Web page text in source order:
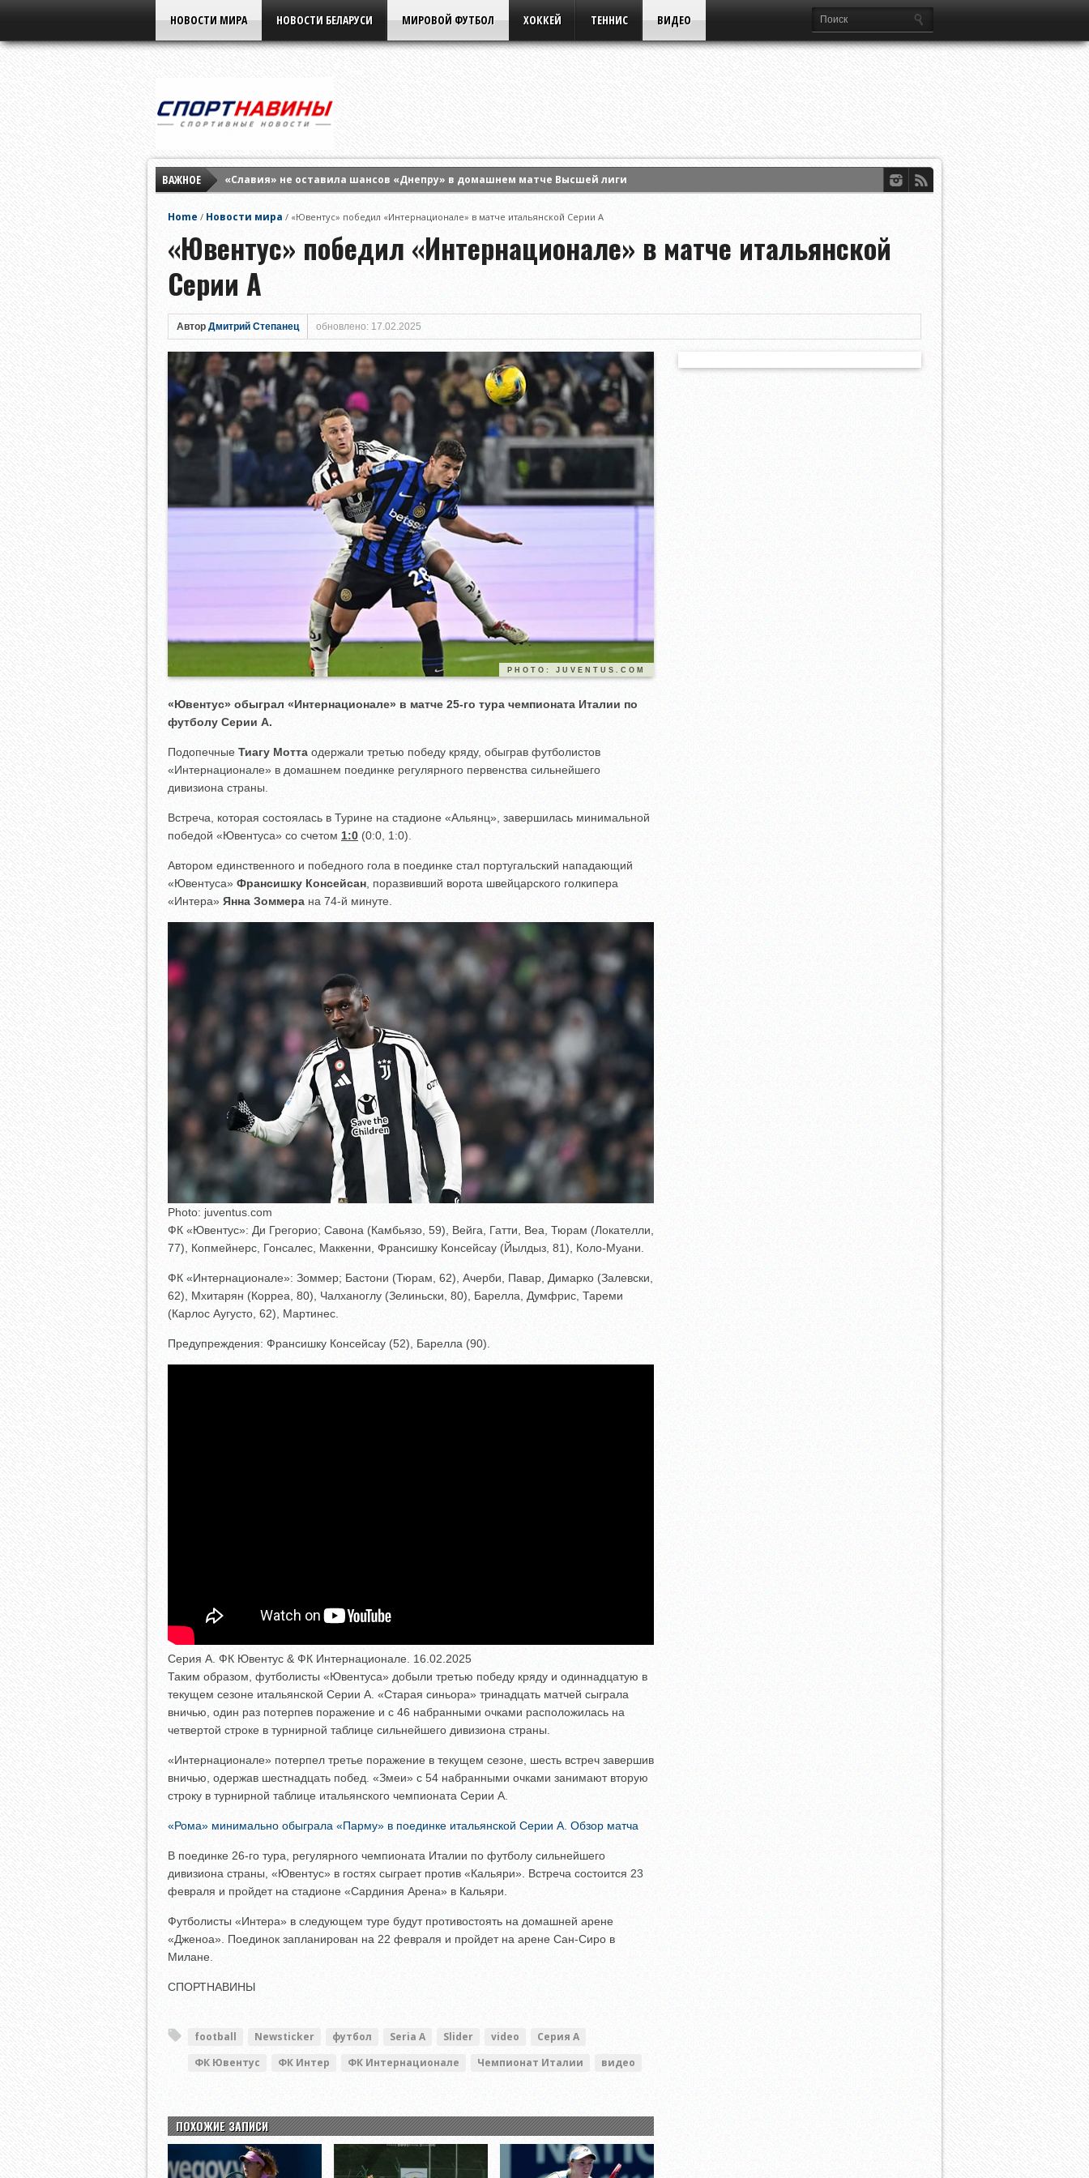
НОВОСТИ МИРА НОВОСТИ БЕЛАРУСИ МИРОВОЙ ФУТБОЛ ХОККЕЙ ТЕННИС ВИДЕО
ВАЖНОЕ
«Славия» не оставила шансов «Днепру» в домашнем матче Высшей лиги
Home / Новости мира / «Ювентус» победил «Интернационале» в матче итальянской Серии А
«Ювентус» победил «Интернационале» в матче итальянской
Серии А
Автор Дмитрий Степанец обновлено: 17.02.2025
PHOTO: JUVENTUS.COM
«Ювентус» обыграл «Интернационале» в матче 25-го тура чемпионата Италии по
футболу Серии А.
Подопечные Тиагу Мотта одержали третью победу кряду, обыграв футболистов
«Интернационале» в домашнем поединке регулярного первенства сильнейшего
дивизиона страны.
Встреча, которая состоялась в Турине на стадионе «Альянц», завершилась минимальной
победой «Ювентуса» со счетом 1:0 (0:0, 1:0).
Автором единственного и победного гола в поединке стал португальский нападающий
«Ювентуса» Франсишку Консейсан , поразвивший ворота швейцарского голкипера
«Интера» Янна Зоммера на 74-й минуте.
Photo: juventus.com
ФК «Ювентус»: Ди Грегорио; Савона (Камбьязо, 59), Вейга, Гатти, Веа, Тюрам (Локателли,
77), Копмейнерс, Гонсалес, Маккенни, Франсишку Консейсау (Йылдыз, 81), Коло-Муани.
ФК «Интернационале»: Зоммер; Бастони (Тюрам, 62), Ачерби, Павар, Димарко (Залевски,
62), Мхитарян (Корреа, 80), Чалханоглу (Зелиньски, 80), Барелла, Думфрис, Тареми
(Карлос Аугусто, 62), Мартинес.
Предупреждения: Франсишку Консейсау (52), Барелла (90).
Серия А. ФК Ювентус & ФК Интернационале. 16.02.2025
Таким образом, футболисты «Ювентуса» добыли третью победу кряду и одиннадцатую в
текущем сезоне итальянской Серии А. «Старая синьора» тринадцать матчей сыграла
вничью, один раз потерпев поражение и с 46 набранными очками расположилась на
четвертой строке в турнирной таблице сильнейшего дивизиона страны.
«Интернационале» потерпел третье поражение в текущем сезоне, шесть встреч завершив
вничью, одержав шестнадцать побед. «Змеи» с 54 набранными очками занимают вторую
строку в турнирной таблице итальянского чемпионата Серии А.
«Рома» минимально обыграла «Парму» в поединке итальянской Серии А. Обзор матча
В поединке 26-го тура, регулярного чемпионата Италии по футболу сильнейшего
дивизиона страны, «Ювентус» в гостях сыграет против «Кальяри». Встреча состоится 23
февраля и пройдет на стадионе «Сардиния Арена» в Кальяри.
Футболисты «Интера» в следующем туре будут противостоять на домашней арене
«Дженоа». Поединок запланирован на 22 февраля и пройдет на арене Сан-Сиро в
Милане.
СПОРТНАВИНЫ
football Newsticker футбол Seria A Slider video
Серия А
ФК Ювентус
ФК Интер ФК Интернационале Чемпионат Италии видео
ПОХОЖИЕ ЗАПИСИ